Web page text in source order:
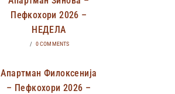
Пефкохори 2026 –
НЕДЕЛА
/ 0 COMMENTS
Апартман Филоксенија
– Пефкохори 2026 –